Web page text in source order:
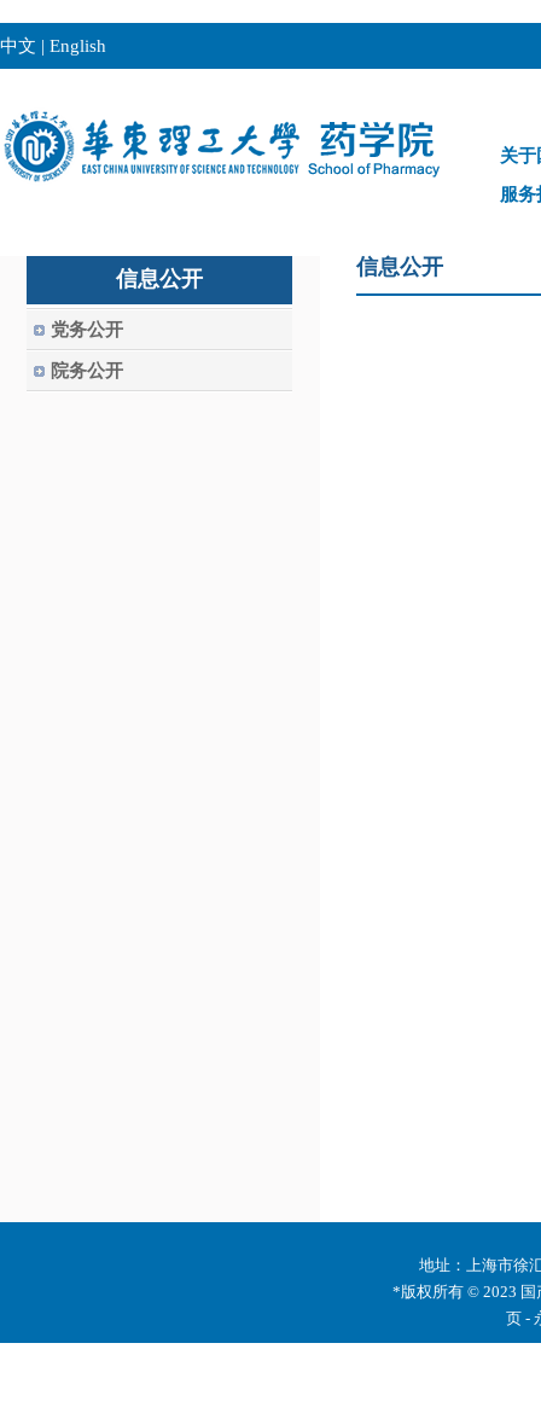
中文 | English
关于
服务
信息公开
党务公开
院务公开
信息公开
地址：上海市徐
*版权所有 © 2023 国
页 -